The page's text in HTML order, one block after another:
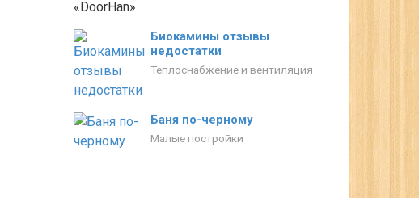
Биокамины отзывы
недостатки
Теплоснабжение и вентиляция
Баня по-черному
Малые постройки